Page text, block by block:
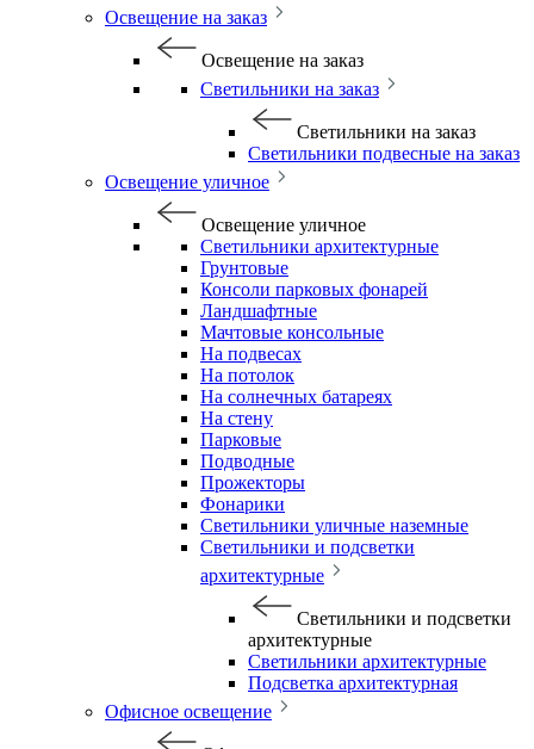
Освещение на заказ
Освещение на заказ
Светильники на заказ
Светильники на заказ
Светильники подвесные на заказ
Освещение уличное
Освещение уличное
Светильники архитектурные
Грунтовые
Консоли парковых фонарей
Ландшафтные
Мачтовые консольные
На подвесах
На потолок
На солнечных батареях
На стену
Парковые
Подводные
Прожекторы
Фонарики
Светильники уличные наземные
Светильники и подсветки
архитектурные
Светильники и подсветки
архитектурные
Светильники архитектурные
Подсветка архитектурная
Офисное освещение